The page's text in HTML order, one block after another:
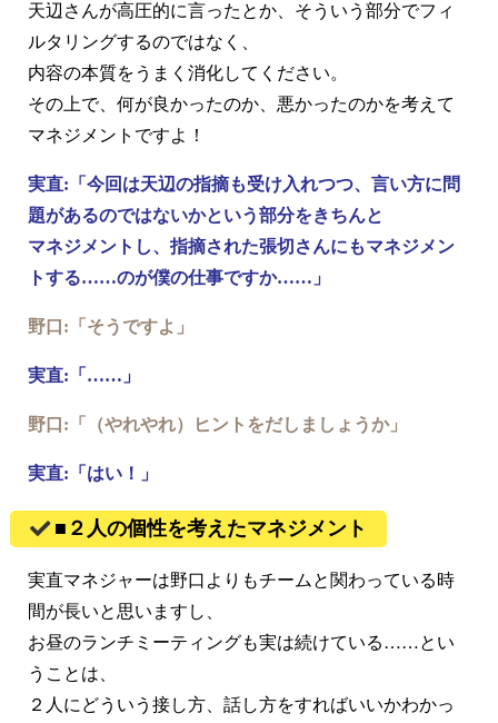
天辺さんが高圧的に言ったとか、そういう部分でフィ
ルタリングするのではなく、
内容の本質をうまく消化してください。
その上で、何が良かったのか、悪かったのかを考えて
マネジメントですよ！
実直:「今回は天辺の指摘も受け入れつつ、言い方に問
題があるのではないかという部分をきちんと
マネジメントし、指摘された張切さんにもマネジメン
トする……のが僕の仕事ですか……」
野口:「そうですよ」
実直:「……」
野口:「（やれやれ）ヒントをだしましょうか」
実直:「はい！」
■２人の個性を考えたマネジメント
実直マネジャーは野口よりもチームと関わっている時
間が長いと思いますし、
お昼のランチミーティングも実は続けている……とい
うことは、
２人にどういう接し方、話し方をすればいいかわかっ